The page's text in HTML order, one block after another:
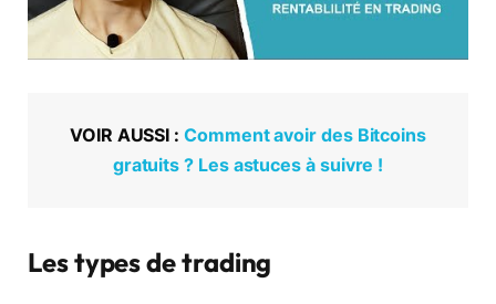
VOIR AUSSI :Comment avoir des Bitcoins
gratuits ? Les astuces à suivre !
Les types de trading